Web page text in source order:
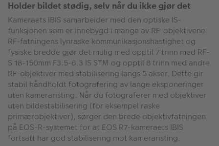
Holder bildet stødig, selv når du ikke gjør det
Kameraets IBIS samarbeider med den optiske IS-
funksjonen som er innebygd i mange av RF-objektivene.
RF-fatningens lynraske kommunikasjonshastighet og
fysiske bredde gjør det mulig med opptil 7 trinn med RF-
S 18-150mm F3.5-6.3 IS STM og opptil 8 trinn med andre
RF-objektiver med stabilisering langs 5 akser. Dette gir
stabil håndholdt fotografering av lange eksponeringer
uten kameraristing. Når du fotograferer med objektiver
uten bildestabilisering (for eksempel raske
primærobjektiver), sørger den brede objektivfatningen
på EOS-R-systemet for at EOS R7-kameraets IBIS
fortsatt har god stabilisering mot kameraristing.